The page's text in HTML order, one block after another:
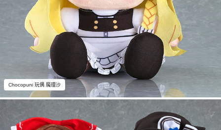
Chocopuni 玩偶 魔理沙